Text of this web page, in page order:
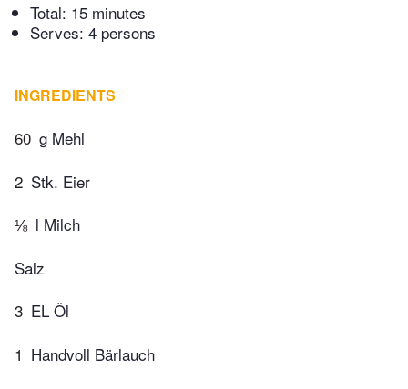
Total: 15 minutes
Serves: 4 persons
INGREDIENTS
60 g Mehl
2 Stk. Eier
⅛ l Milch
Salz
3 EL Öl
1 Handvoll Bärlauch